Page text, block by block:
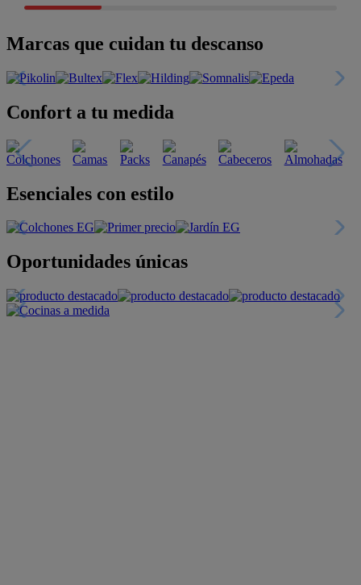
Marcas que cuidan tu descanso
Confort a tu medida
Esenciales con estilo
Oportunidades únicas